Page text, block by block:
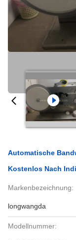
Automatische
Kostenlos Nach
Markenbezeichnung:
longwangda
Modellnummer: